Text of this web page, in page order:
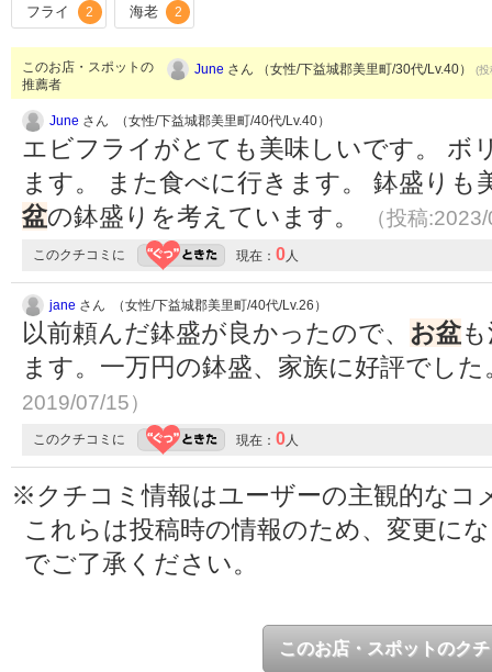
フライ 2 海老 2
このお店・スポットの
推薦者
June さん （女性/下益城郡美里町/30代/Lv.40） (
June さん （女性/下益城郡美里町/40代/Lv.40）
エビフライがとても美味しいです。 ボ
ます。 また食べに行きます。 鉢盛りも
盆の鉢盛りを考えています。 （投稿
このクチコミに 現在： 0人
jane さん （女性/下益城郡美里町/40代/Lv.26）
以前頼んだ鉢盛が良かったので、 お盆
ます。一万円の鉢盛、家族に好評でし
2019/07/15）
このクチコミに 現在： 0人
※クチコミ情報はユーザーの主観的なコ
これらは投稿時の情報のため、変更に
でご了承ください。
このお店・スポットのク